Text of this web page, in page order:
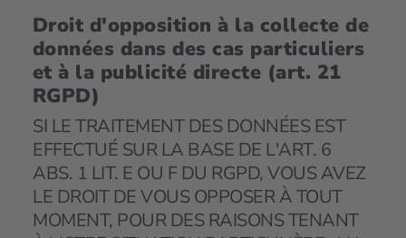
Droit d'opposition à la collecte de
données dans des cas particuliers
et à la publicité directe (art. 21
RGPD)
SI LE TRAITEMENT DES DONNÉES EST
EFFECTUÉ SUR LA BASE DE L'ART. 6
ABS. 1 LIT. E OU F DU RGPD, VOUS AVEZ
LE DROIT DE VOUS OPPOSER À TOUT
MOMENT, POUR DES RAISONS TENANT